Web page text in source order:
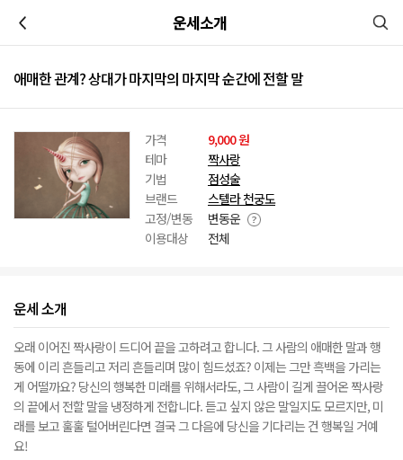
운세소개
애매한 관계? 상대가 마지막의 마지막 순간에 전할 말
가격
9,000 원
테마
짝사랑
기법
점성술
브랜드
스텔라 천궁도
고정/변동
변동운
이용대상
전체
운세 소개
오래 이어진 짝사랑이 드디어 끝을 고하려고 합니다. 그 사람의 애매한 말과 행
동에 이리 흔들리고 저리 흔들리며 많이 힘드셨죠? 이제는 그만 흑백을 가리는
게 어떨까요? 당신의 행복한 미래를 위해서라도, 그 사람이 길게 끌어온 짝사랑
의 끝에서 전할 말을 냉정하게 전합니다. 듣고 싶지 않은 말일지도 모르지만, 미
래를 보고 훌훌 털어버린다면 결국 그 다음에 당신을 기다리는 건 행복일 거예
요!